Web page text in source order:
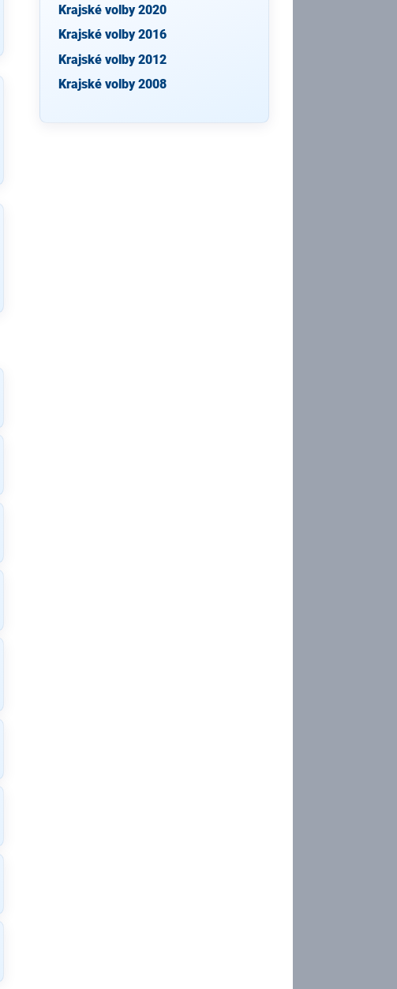
Krajské volby 2020
Krajské volby 2016
Krajské volby 2012
Krajské volby 2008